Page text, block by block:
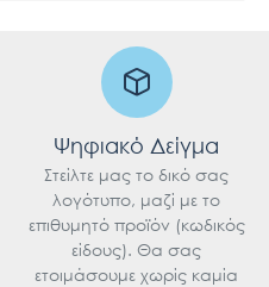
Ψηφιακό Δείγμα
Στείλτε μας το δικό σας
λογότυπο, μαζί με το
επιθυμητό προϊόν (κωδικός
είδους). Θα σας
ετοιμάσουμε χωρίς καμία